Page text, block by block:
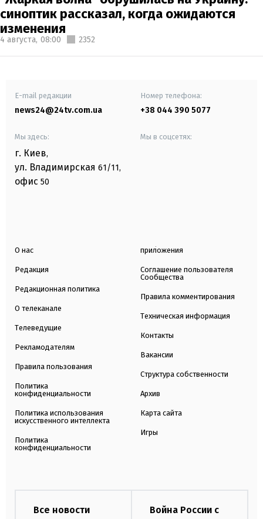
синоптик рассказал, когда ожидаются
изменения
4 августа, 08:00 2352
E-mail редакции
news24@24tv.com.ua
Номер телефона:
+38 044 390 5077
Мы здесь:
г. Киев,
ул. Владимирская 61/11,
офис 50
Мы в соцсетях:
О нас
Редакция
Редакционная политика
О телеканале
Телеведущие
Рекламодателям
Правила пользования
Политика
конфиденциальности
Политика использования
искусственного интеллекта
Политика
конфиденциальности
приложения
Соглашение пользователя
Сообщества
Правила комментирования
Техническая информация
Контакты
Вакансии
Структура собственности
Архив
Карта сайта
Игры
Все новости
Война России с